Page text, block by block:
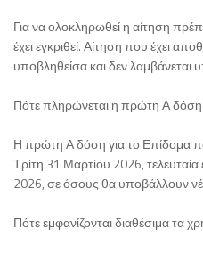
Για να ολοκληρωθεί η αίτηση
έχει εγκριθεί. Αίτηση που έχει
υποβληθείσα και δεν λαμβάνεται
Πότε πληρώνεται η πρώτη Α δόση
Η πρώτη Α δόση για το Επίδομα
Τρίτη 31 Μαρτίου 2026,
2026, σε όσους θα υποβάλλουν
Πότε εμφανίζονται διαθέσιμα τα